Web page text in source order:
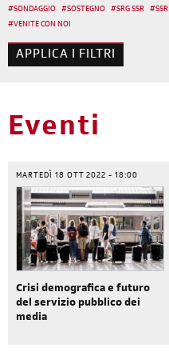
#SONDAGGIO #SOSTEGNO #SRG SSR #SSR
#VENITE CON NOI
Eventi
MARTEDÌ 18 OTT 2022 - 18:00
Crisi demografica e futuro
del servizio pubblico dei
media